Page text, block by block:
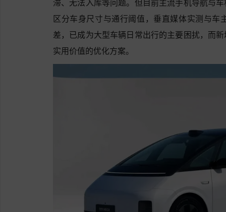
区分车身尺寸与通行阈值，垂直媒体实测与
差，已成为大型车辆日常出行的主要困扰，而
实用价值的优化方案。